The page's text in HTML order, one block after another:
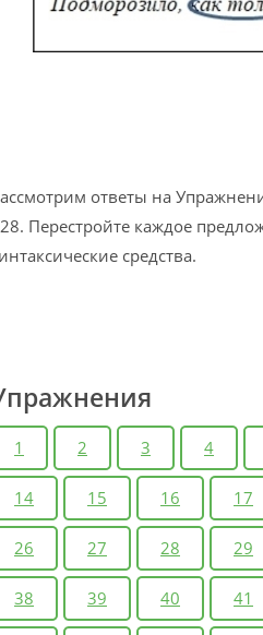
ответы на
Перестройте каждое
средства.
1 2 3 4
14 15 16 17
26 27 28 29
38 39 40 41